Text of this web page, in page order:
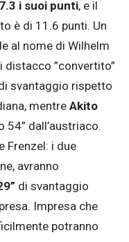
i suoi punti, e il
è di 11.6 punti. Un
al nome di Wilhelm
distacco ”convertito”
svantaggio rispetto
mentre Akito
54” dall’austriaco.
Frenzel: i due
avranno
di svantaggio
Impresa che
potranno